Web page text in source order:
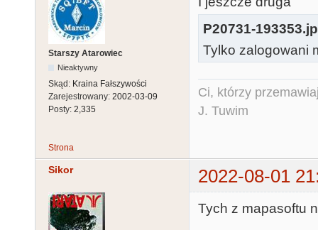
Starszy Atarowiec
Nieaktywny
Skąd: Kraina Fałszywości
Zarejestrowany: 2002-03-09
Posty: 2,335
P20731-
Tylko zalogowani
Ci, którzy
J. Tuwim
Strona
Sikor 2022-08-01
Tych z mapasoftu